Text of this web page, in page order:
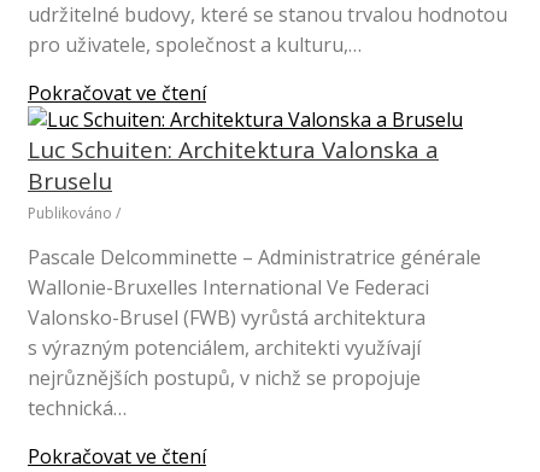
udržitelné budovy, které se stanou trvalou hodnotou
pro uživatele, společnost a kulturu,…
Pokračovat ve čtení
Luc Schuiten: Architektura Valonska a
Bruselu
Publikováno /
Pascale Delcomminette – Administratrice générale
Wallonie-Bruxelles International Ve Federaci
Valonsko-Brusel (FWB) vyrůstá architektura
s výrazným potenciálem, architekti využívají
nejrůznějších postupů, v nichž se propojuje
technická…
Pokračovat ve čtení